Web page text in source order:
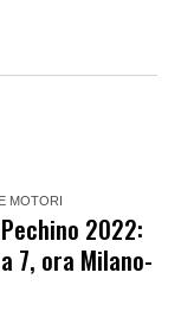
MOTORI
2022:
7, ora Milano-